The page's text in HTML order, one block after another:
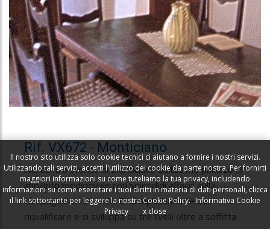
Rif. VX672 - Monticiano
Nel centro storico di Monticiano bellissimo palazzo di
impianto medioevale con splendidi affacci sulla
campagna circostante. E’ completamente da
riqualificare e si sviluppa su tre livelli oltre a soffitta
Il nostro sito utilizza solo cookie tecnici ci aiutano a fornire i nostri servizi.
Utilizzando tali servizi, accetti l'utilizzo dei cookie da parte nostra. Per fornirti
maggiori informazioni su come tuteliamo la tua privacy, includendo
informazioni su come esercitare i tuoi diritti in materia di dati personali, clicca
il link sottostante per leggere la nostra Cookie Policy. Informativa Cookie
Privacy
x close